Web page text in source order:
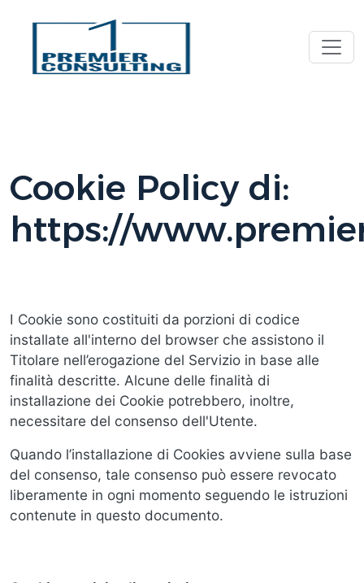
Cookie Policy di:
https://
I Cookie sono costituiti da porzioni di codice
installate all'interno del browser che assistono il
Titolare nell’erogazione del Servizio in base alle
finalità descritte. Alcune delle finalità di
installazione dei Cookie potrebbero, inoltre,
necessitare del consenso dell'Utente.
Quando l’installazione di Cookies avviene sulla base
del consenso, tale consenso può essere revocato
liberamente in ogni momento seguendo le istruzioni
contenute in questo documento.